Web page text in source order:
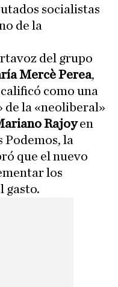
socialistas
de la
del grupo
Mercè Perea,
como una
de la «neoliberal»
Rajoyen
Podemos, la
que el nuevo
los
gasto.